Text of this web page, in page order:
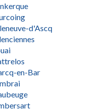
d'Ascq
en-Bar